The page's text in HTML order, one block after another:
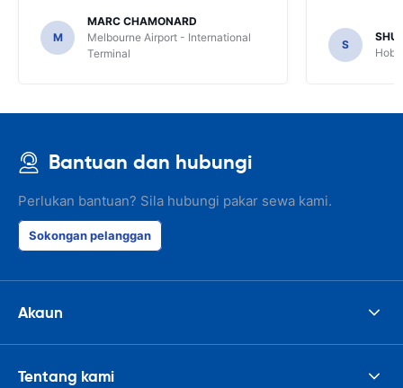
M
MARC CHAMONARD
Melbourne Airport - International
Terminal
S
Bantuan dan hubungi
Perlukan bantuan? Sila hubungi pakar sewa kami.
Sokongan pelanggan
Akaun
Tentang kami